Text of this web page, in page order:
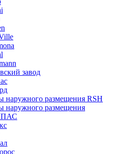
завод
наружного размещения RSH
наружного размещения